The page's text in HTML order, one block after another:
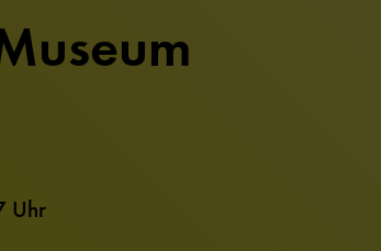
Uhr